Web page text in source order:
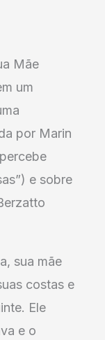
Mãe
um
por Marin
e sobre
sua mãe
costas e
Ele
e o